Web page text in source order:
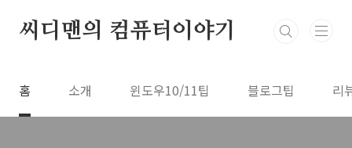
씨디맨의 컴퓨터이야기
홈 소개 윈도우10/11팁 블로그팁 리